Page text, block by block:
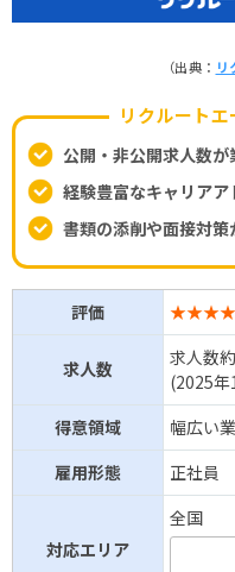
（出典： リ
リクルート
公開・非公開求人数
経験豊富なキャリア
書類の添削や面接対策
評価
求人数
求人数
(2025
得意領域
幅広い
雇用形態
正社員
対応エリア
全国